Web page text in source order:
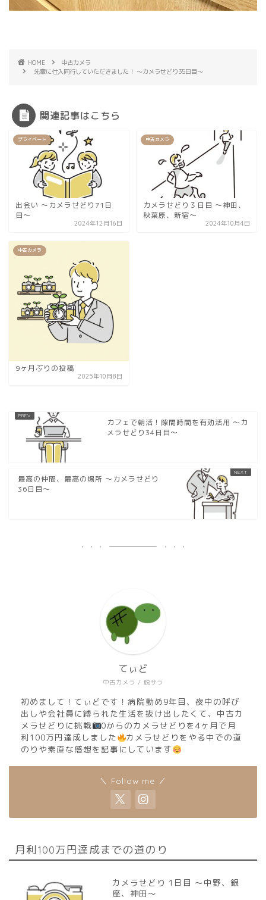
HOME
中古カメラ
先輩に仕入同行していただきました！ 〜カメラせどり35日目〜
関連記事はこちら
プライベート
出会い 〜カメラせどり71日
目〜
2024年12月16日
中古カメラ
カメラせどり３日目 〜神田、
秋葉原、新宿〜
2024年10月4日
中古カメラ
9ヶ月ぶりの投稿
2025年10月8日
カフェで朝活！隙間時間を有効活用 〜カ
メラせどり34日目〜
最高の仲間、最高の場所 〜カメラせどり
36日目〜
中古カメラ / 脱サラ
てぃど
初めまして！てぃどです！病院勤め9年目、夜中の呼び
出しや会社員に縛られた生活を抜け出したくて、中古カ
メラせどりに挑戦
0からのカメラせどりを4ヶ月で月
利100万円達成しました
カメラせどりをやる中での道
のりや素直な感想を記事にしています
＼ Follow me ／
月利100万円達成までの道のり
カメラせどり 1日目 〜中野、銀
座、神田〜